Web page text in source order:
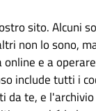
Conferma
sito. Alcuni
non lo sono,
e a operare
include tutti i
da te, e